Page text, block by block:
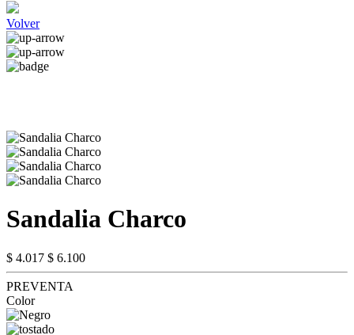
Volver
Sandalia Charco
$ 4.017 $ 6.100
PREVENTA
Color